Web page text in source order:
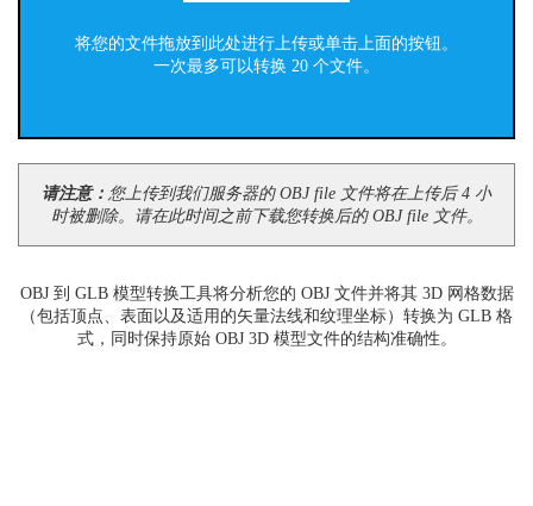
将您的文件拖放到此处进行上传或单击上面的按钮。
一次最多可以转换 20 个文件。
请注意： 您上传到我们服务器的 OBJ file 文件将在上传后 4 小
时被删除。请在此时间之前下载您转换后的 OBJ file 文件。
OBJ 到 GLB 模型转换工具将分析您的 OBJ 文件并将其 3D 网格数据
（包括顶点、表面以及适用的矢量法线和纹理坐标）转换为 GLB 格
式，同时保持原始 OBJ 3D 模型文件的结构准确性。